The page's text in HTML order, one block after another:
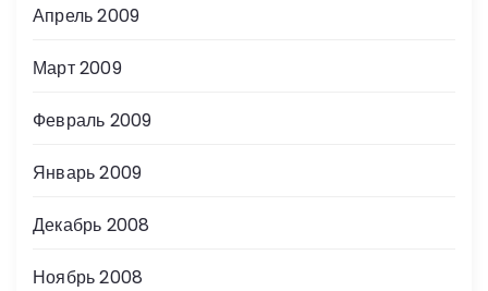
Апрель 2009
Март 2009
Февраль 2009
Январь 2009
Декабрь 2008
Ноябрь 2008